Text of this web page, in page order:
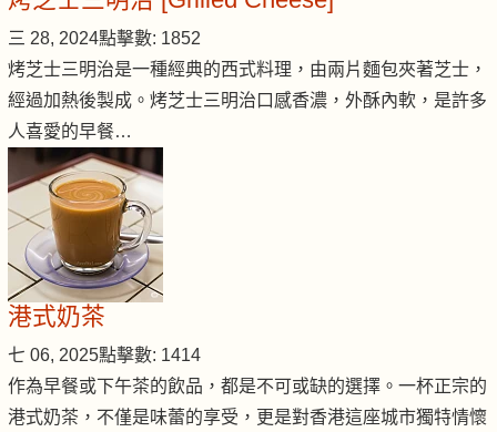
三 28, 2024點擊數: 1852
烤芝士三明治是一種經典的西式料理，由兩片麵包夾著芝士，
經過加熱後製成。烤芝士三明治口感香濃，外酥內軟，是許多
人喜愛的早餐…
港式奶茶
七 06, 2025點擊數: 1414
作為早餐或下午茶的飲品，都是不可或缺的選擇。一杯正宗的
港式奶茶，不僅是味蕾的享受，更是對香港這座城市獨特情懷